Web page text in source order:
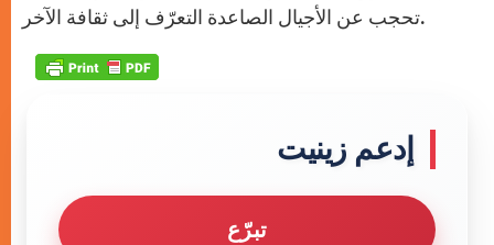
تحجب عن الأجيال الصاعدة التعرّف إلى ثقافة الآخر.
إدعم زينيت
تبرّع